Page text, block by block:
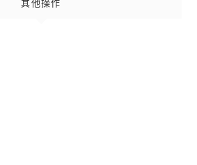
其他操作